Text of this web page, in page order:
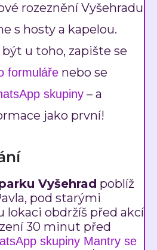
rozeznění Vyšehradu
s hosty a kapelou.
u toho, zapište se
formuláře nebo se
skupiny – a
jako první!
Vyšehrad poblíž
pod starými
lokaci obdržíš před akcí
30 minut před
skupiny Mantry se